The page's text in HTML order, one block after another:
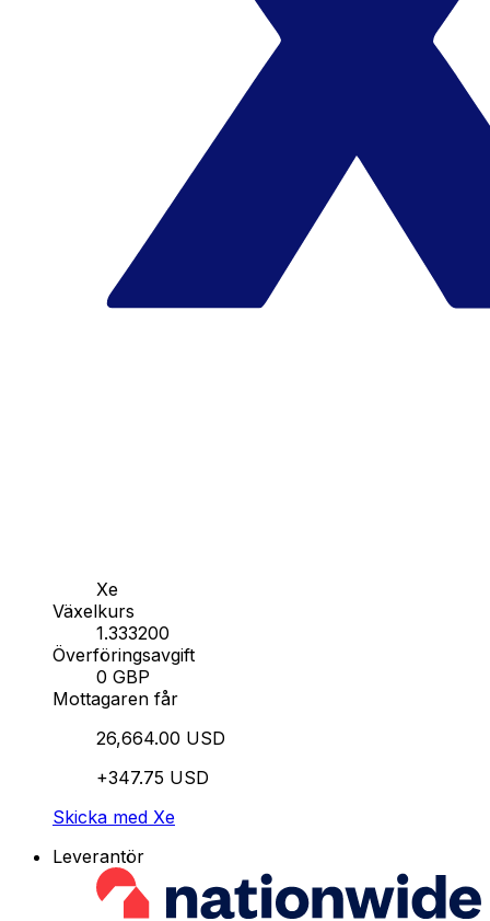
Xe
Växelkurs
1.333200
Överföringsavgift
0 GBP
Mottagaren får
26,664.00 USD
+347.75 USD
Skicka med Xe
Leverantör